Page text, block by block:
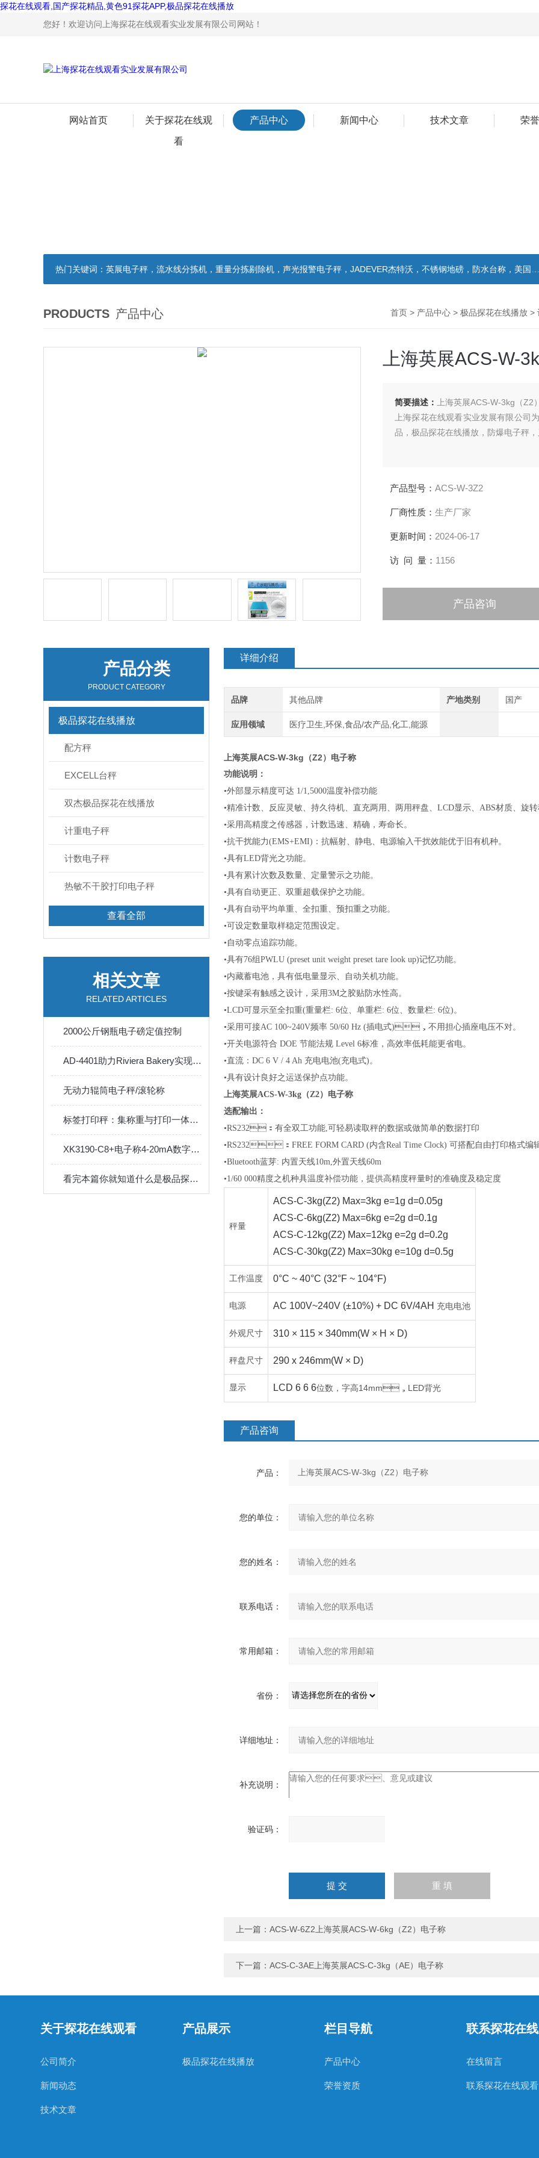
探花在线观看,国产探花精品,黄色91探花APP,极品探花在线播放
您好！欢迎访问上海探花在线观看实业发展有限公司网站！
网站首页 关于探花在线观
看
产品中心 新闻中心 技术文章 荣
热门关键词： 英展电子秤，流水线分拣机，重量分拣剔除机，声光报警电子秤，JADEVER杰特沃，不锈钢地磅，防水台称，美国双杰天平，报警电子称
PRODUCTS 产品中心 首页 > 产品中心 > 极品探花在线播放 >
上海英展ACS-W-
简要描述：
上海英展ACS-W-3kg（Z2
上海探花在线观看实业发展有限公司为
品，极品探花在线播放，防爆电子秤
产品型号： ACS-W-3Z2
厂商性质： 生产厂家
更新时间： 2024-06-17
访 问 量： 1156
产品咨询
产品分类
PRODUCT CATEGORY
极品探花在线播放
配方秤
EXCELL台秤
双杰极品探花在线播放
计重电子秤
计数电子秤
热敏不干胶打印电子秤
查看全部
相关文章
RELATED ARTICLES
2000公斤钢瓶电子磅定值控制
AD-4401助力Riviera Bakery实现*控制
无动力辊筒电子秤/滚轮称
标签打印秤：集称重与打印一体，开启商品管理新时代
XK3190-C8+电子称4-20mA数字电流信号控制仪表原理
看完本篇你就知道什么是极品探花在线播放的使用方法了
详细介绍
品牌 其他品牌 产地类别 国产
应用领域 医疗卫生,环保,食品/农产品,化工,能源
上海英展ACS-W-3kg（Z2）电子称
功能说明：
•外部显示精度可达 1/1,5000温度补偿功能
•精准计数、反应灵敏、持久待机、直充两用、两用秤盘、 LCD显示、ABS材质、旋
•采用高精度之传感器，计数迅速、精确，寿命长。
•抗干扰能力(EMS+EMI)：抗幅射、静电、电源输入干扰效能优于旧有机种。
•具有LED背光之功能。
•具有累计次数及数量、定量警示之功能。
•具有自动更正、双重超载保护之功能。
•具有自动平均单重、全扣重、预扣重之功能。
•可设定数量取样稳定范围设定。
•自动零点追踪功能。
•具有76组PWLU (preset unit weight preset tare look up)记忆功能。
•内藏蓄电池，具有低电量显示、自动关机功能。
•按键采有触感之设计，采用3M之胶贴防水性高。
•LCD可显示至全扣重(重量栏: 6位、单重栏: 6位、数量栏: 6位)。
•采用可接AC 100~240V频率 50/60 Hz (插电式)，不用担心插座电压不对。
•开关电源符合 DOE 节能法规 Level 6标准，高效率低耗能更省电。
•直流： DC 6 V / 4 Ah 充电电池(充电式)。
•具有设计良好之运送保护点功能。
上海英展ACS-W-3kg（Z2）电子称
选配输出：
•RS232：有全双工功能,可轻易读取秤的数据或做简单的数据打印
•RS232：FREE FORM CARD (内含Real Time Clock) 可搭配自由打印格式编
•Bluetooth蓝芽: 内置天线10m,外置天线60m
•1/60 000精度之机种具温度补偿功能，提供高精度秤量时的准确度及稳定度
秤量
ACS-C-3kg(Z2) Max=3kg e=1g d=0.05g
ACS-C-6kg(Z2) Max=6kg e=2g d=0.1g
ACS-C-12kg(Z2) Max=12kg e=2g d=0.2g
ACS-C-30kg(Z2) Max=30kg e=10g d=0.5g
工作温度 0°C ~ 40°C (32°F ~ 104°F)
电源 AC 100V~240V (±10%) + DC 6V/4AH 充电电池
外观尺寸 310 × 115 × 340mm(W × H × D)
秤盘尺寸 290 x 246mm(W × D)
显示 LCD 6 6 6位数，字高14mm， LED背光
产品咨询
产品：
您的单位：
您的姓名：
联系电话：
常用邮箱：
省份：
详细地址：
补充说明：
验证码：
入
计算结果（填写阿拉伯数
字），如：三加四=7
上一篇： ACS-W-6Z2上海英展ACS-W-6kg（Z2）电子称
下一篇： ACS-C-3AE上海英展ACS-C-3kg（AE）电子称
关于探花在线观看
公司简介
新闻动态
技术文章
产品展示
极品探花在线播放
栏目导航
产品中心
荣誉资质
联系探花在
在线留言
联系探花在线观看